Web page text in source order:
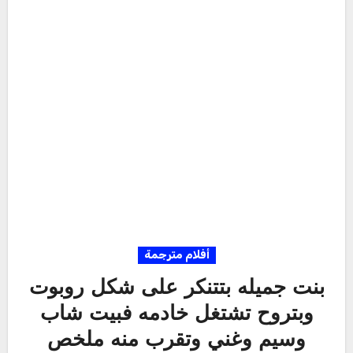
أفلام مترجمة
بنت جميله بتتنكر على شكل روبوت
وبتروح تشتغل خادمه فبيت شاب
وسيم وغني وتقرب منه ملخص